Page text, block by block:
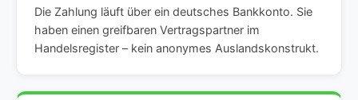
Die Zahlung läuft über ein deutsches Bankkonto. Sie
haben einen greifbaren Vertragspartner im
Handelsregister – kein anonymes Auslandskonstrukt.